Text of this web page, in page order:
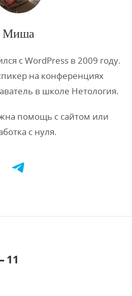
Миша
с WordPress в 2009 году.
на конференциях
в школе Нетология.
помощь с сайтом или
с нуля.
11